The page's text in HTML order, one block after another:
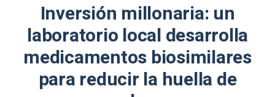
Inversión millonaria: un
laboratorio local desarrolla
medicamentos biosimilares
para reducir la huella de